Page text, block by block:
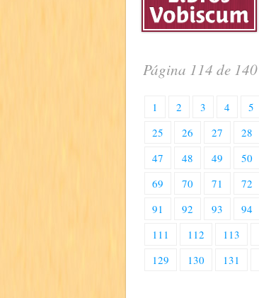
Página 114 de 140
1 2 3 4 5
25
26 27 28
47
48 49 50
69
70 71 72
91
92 93 94
111
112 113
129
130 131